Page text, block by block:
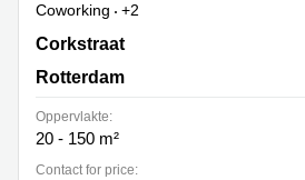
Coworking
+2
Corkstraat 46, Rotterdam
Corkstraat
Rotterdam
Oppervlakte:
20 - 150 m²
Contact for price: